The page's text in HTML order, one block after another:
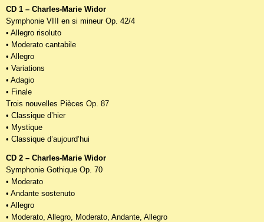
EAN code
8716114014728
CD 1 – Charles-Marie Widor
Symphonie VIII en si mineur Op. 42/4
• Allegro risoluto
• Moderato cantabile
• Allegro
• Variations
• Adagio
• Finale
Trois nouvelles Pièces Op. 87
• Classique d’hier
• Mystique
• Classique d’aujourd’hui
CD 2 – Charles-Marie Widor
Symphonie Gothique Op. 70
• Moderato
• Andante sostenuto
• Allegro
• Moderato, Allegro, Moderato, Andante, Allegro